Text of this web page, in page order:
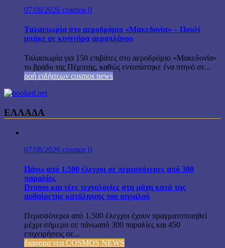
07/08/2026 cosmos 0
Ταλαιπωρία στο αεροδρόμιο «Μακεδονία» – Πουλί
μπήκε σε κινητήρα αεροπλάνου
Ταλαιπωρία για 150 επιβάτες στο αεροδρόμιο «Μακεδονία»
το βράδυ της Πέμπτης, καθώς εντοπίστηκε ένα πτηνό σε...
ροή ειδήσεων cosmos news
ΕΛΛΑΔΑ
07/08/2026 cosmos 0
Πάνω από 1.500 έλεγχοι σε περισσότερες από 300
παραλίες
Drones και νέες τεχνολογίες στη μάχη κατά της
αυθαίρετης κατάληψης του αιγιαλού
Περισσότεροι από 1.500 έλεγχοι έχουν πραγματοποιηθεί
μέχρι σήμερα σε πάνωαπό 300 παραλίες και 450
επιχειρήσεις σε...
διαφορα νεα COSMOS NEWS